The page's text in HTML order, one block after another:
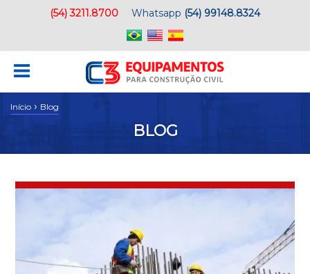
(54) 3211.8700 Whatsapp (54) 99148.8324
Início › Blog
BLOG